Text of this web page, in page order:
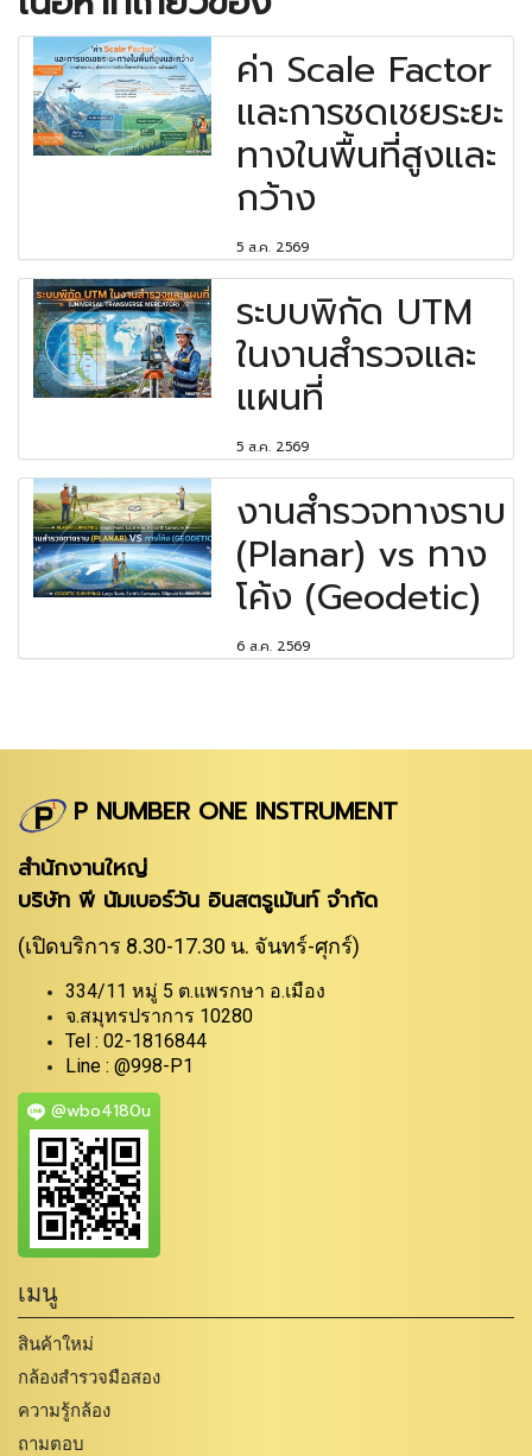
ค่า Scale Factor
และการชดเชยระยะ
ทางในพื้นที่สูงและ
กว้าง
5 ส.ค. 2569
ระบบพิกัด UTM
ในงานสำรวจและ
แผนที่
5 ส.ค. 2569
งานสำรวจทางราบ
(Planar) vs ทาง
โค้ง (Geodetic)
6 ส.ค. 2569
P NUMBER ONE INSTRUMENT
สำนักงานใหญ่
บริษัท พี นัมเบอร์วัน อินสตรูเม้นท์ จำกัด
(เปิดบริการ 8.30-17.30 น. จันทร์-ศุกร์)
334/11 หมู่ 5 ต.แพรกษา อ.เมือง
จ.สมุทรปราการ 10280
Tel : 02-1816844
Line : @998-P1
@wbo4180u
เมนู
สินค้าใหม่
กล้องสำรวจมือสอง
ความรู้กล้อง
ถามตอบ